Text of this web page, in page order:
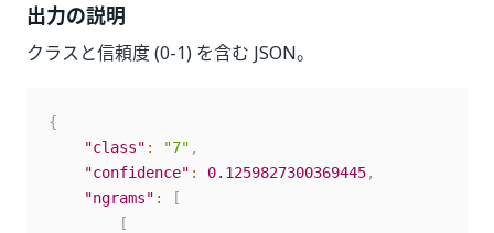
出力の説明
クラスと信頼度 (0-1) を含む JSON。
{
"class" : "7" ,
"confidence" : 0.1259827300369445,
"ngrams" :
[
[